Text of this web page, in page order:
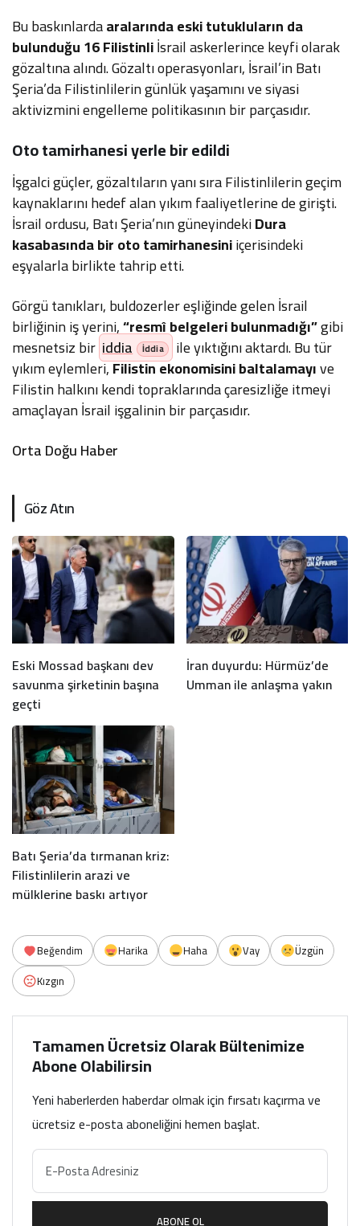
Bu baskınlardaaralarında eski tutukluların da
bulunduğu 16 Filistinliİsrail askerlerince keyfi olarak
gözaltına alındı. Gözaltı operasyonları, İsrail’in Batı
Şeria’da Filistinlilerin günlük yaşamını ve siyasi
aktivizmini engelleme politikasının bir parçasıdır.
Oto tamirhanesi yerle bir edildi
İşgalci güçler, gözaltıların yanı sıra Filistinlilerin geçim
kaynaklarını hedef alan yıkım faaliyetlerine de girişti.
İsrail ordusu, Batı Şeria’nın güneyindekiDura
kasabasında bir oto tamirhanesiniiçerisindeki
eşyalarla birlikte tahrip etti.
Görgü tanıkları, buldozerler eşliğinde gelen İsrail
birliğinin iş yerini,“resmî belgeleri bulunmadığı”gibi
mesnetsiz bir iddia ile yıktığını aktardı. Bu tür
yıkım eylemleri,Filistin ekonomisini baltalamayıve
Filistin halkını kendi topraklarında çaresizliğe itmeyi
amaçlayan İsrail işgalinin bir parçasıdır.
Orta Doğu Haber
Göz Atın
Eski Mossad başkanı dev
savunma şirketinin başına
geçti
İran duyurdu: Hürmüz’de
Umman ile anlaşma yakın
Batı Şeria’da tırmanan kriz:
Filistinlilerin arazi ve
mülklerine baskı artıyor
Beğendim Harika Haha Vay
Üzgün
Kızgın
Tamamen Ücretsiz Olarak Bültenimize
Abone Olabilirsin
Yeni haberlerden haberdar olmak için fırsatı kaçırma ve
ücretsiz e-posta aboneliğini hemen başlat.
ABONE OL